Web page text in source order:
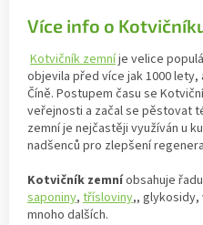
Více info o
Kotvičník zemníje velice
objevila před více jak 1000
Číně. Postupem času se
veřejnosti a začal se pěstovat
zemní je nejčastěji využíván u
nadšenců pro zlepšení
Kotvičník zemníobsahuje
saponiny, třísloviny,, glykosidy,
mnoho dalších.